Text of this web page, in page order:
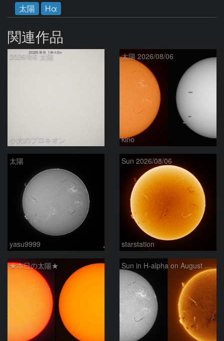
太陽
Hα
関連作品
2026/8/6 太陽
小犬のプロキオン
太陽 2026/08/06
kino
太陽
yasu9999
Sun 2026/08/06
starstation
★本日の太陽★ Sun in H-alpha on August 6, 2026